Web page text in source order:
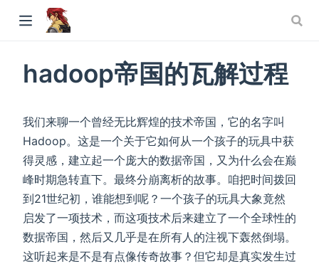
hadoop帝国的瓦解过程
我们来聊一个曾经无比辉煌的技术帝国，它的名字叫
Hadoop。这是一个关于它如何从一个孩子的玩具中获
得灵感，建立起一个庞大的数据帝国，又为什么会在巅
峰时期急转直下。最终分崩离析的故事。咱把时间拨回
到21世纪初，谁能想到呢？一个孩子的玩具大象竟然
启发了一项技术，而这项技术后来建立了一个全球性的
数据帝国，然后又几乎是在所有人的注视下轰然倒塌。
这听起来是不是有点像传奇故事？但它却是真实发生过